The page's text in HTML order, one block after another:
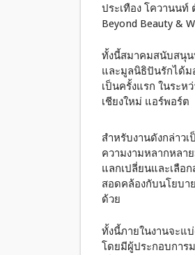
ประเทือง โควานน
Beyond Beauty &
ทั้งนี้สมาคมสนับสนุน
และมูลนิธิปันรักได้ม
เป็นครั้งแรก ในระห
เชียงใหม่ แอร์พอร์ต
สำหรับงานดังกล่าว
ความงามหลากหลา
แลกเปลี่ยนและเลือ
สอดคล้องกับนโยบา
ด้วย
ทั้งนี้ภายในงานจะแ
โดยมีผู้ประกอบการ